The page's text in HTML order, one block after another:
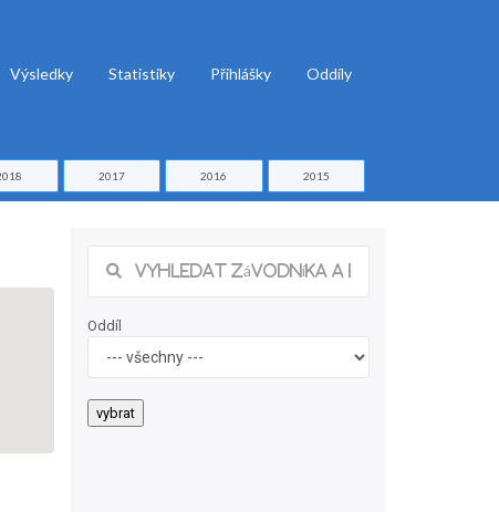
Výsledky Statistiky Přihlášky Oddíly
2017 2016 2015
Oddíl